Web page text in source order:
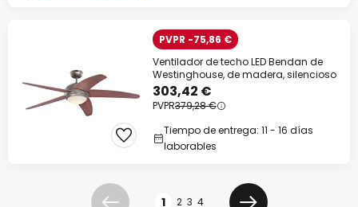
PVPR -75,86 €
Ventilador de techo LED Bendan de
Westinghouse, de madera, silencioso
303,42 €
PVPR379,28 €
Tiempo de entrega: 11 - 16 días
laborables
1 2 3 4